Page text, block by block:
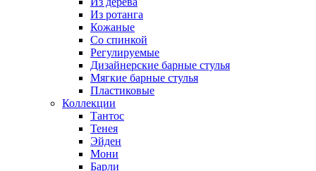
Из ротанга
Кожаные
Со спинкой
Регулируемые
Дизайнерские барные стулья
Мягкие барные стулья
Пластиковые
Коллекции
Тантос
Тенея
Эйден
Мони
Барли